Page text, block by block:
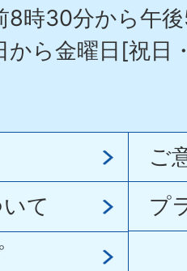
8時30分から午
から金曜日[祝日
ご
て
プ